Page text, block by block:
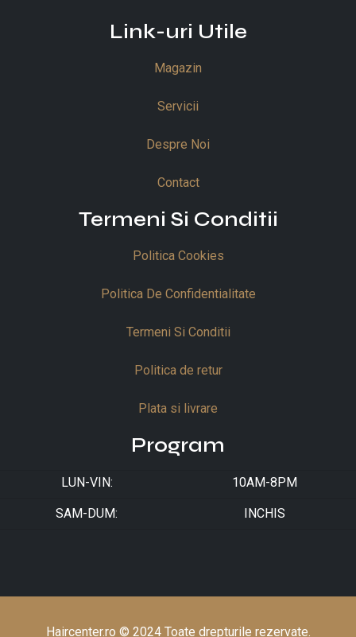
Link-uri Utile
Magazin
Servicii
Despre Noi
Contact
Termeni Si Conditii
Politica Cookies
Politica De Confidentialitate
Termeni Si Conditii
Politica de retur
Plata si livrare
Program
LUN-VIN: 10AM-8PM
SAM-DUM: INCHIS
Haircenter.ro © 2024 Toate drepturile rezervate.